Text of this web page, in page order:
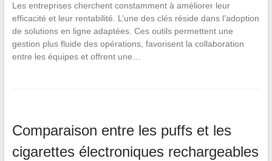
Les entreprises cherchent constamment à améliorer leur
efficacité et leur rentabilité. L’une des clés réside dans l’adoption
de solutions en ligne adaptées. Ces outils permettent une
gestion plus fluide des opérations, favorisent la collaboration
entre les équipes et offrent une…
Comparaison entre les puffs et les
cigarettes électroniques rechargeables